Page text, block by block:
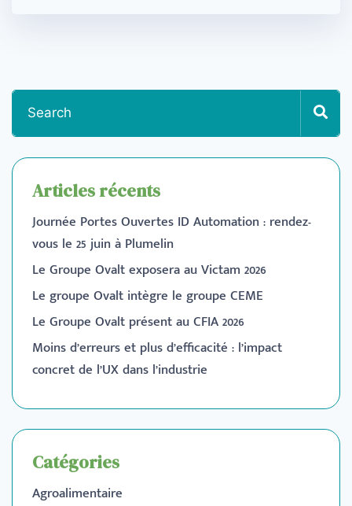
Articles récents
Journée Portes Ouvertes ID Automation : rendez-
vous le 25 juin à Plumelin
Le Groupe Ovalt exposera au Victam 2026
Le groupe Ovalt intègre le groupe CEME
Le Groupe Ovalt présent au CFIA 2026
Moins d’erreurs et plus d’efficacité : l’impact
concret de l’UX dans l’industrie
Catégories
Agroalimentaire